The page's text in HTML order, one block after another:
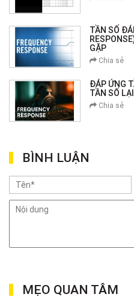
TẦN SỐ
GẶP
Chia sẻ
ĐÁP ỨNG
TẦN SỐ
Chia sẻ
BÌNH LUẬN
MẸO QUAN TÂM